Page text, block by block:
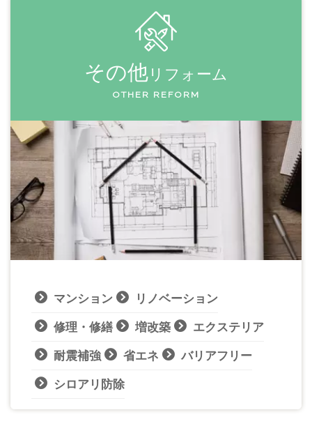
その他 リフォーム
OTHER REFORM
マンション リノベーション
修理・修繕 増改築 エクステリア
耐震補強 省エネ バリアフリー
シロアリ防除